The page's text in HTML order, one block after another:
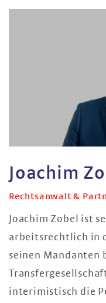
Joachim
Rechtsanwalt &
Joachim Zobel ist
arbeitsrechtlich in
seinen Mandanten
interimistisch die